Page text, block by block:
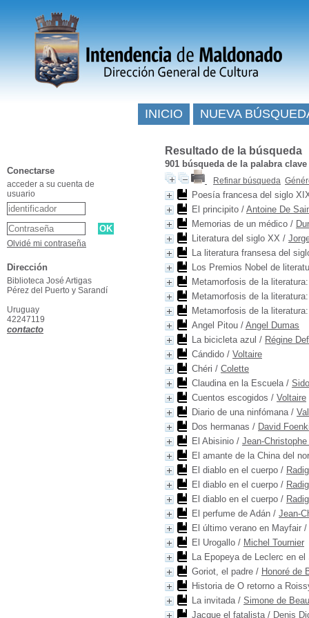
Resultado de la búsqueda
901 búsqueda de la palabra clave
Refinar búsqueda
Poesía francesa del siglo
El principito / Antoine De
Memorias de un médico /
Literatura del siglo XX /
La literatura fransesa del
Los Premios Nobel de
Metamorfosis de la
Metamorfosis de la
Metamorfosis de la
Angel Pitou / Angel Dumas
La bicicleta azul / Régine
Cándido / Voltaire
Chéri / Colette
Claudina en la Escuela/
Cuentos escogidos / Voltaire
Diario de una ninfómana/
Dos hermanas / David
El Abisinio / Jean-
El amante de la China del
El diablo en el cuerpo /
El diablo en el cuerpo /
El diablo en el cuerpo /
El perfume de Adán / Jean-
El último verano en Mayfair /
El Urogallo / Michel Tournier
La Epopeya de Leclerc en el
Goriot, el padre / Honoré de
Historia de O retorno a
La invitada/ Simone de
Jacque el fatalista/ Denis
INICIO NUEVA
Conectarse
acceder a su cuenta de
usuario
Olvidé mi contraseña
Dirección
Biblioteca José Artigas
Pérez del Puerto y Sarandí
Uruguay
42247119
contacto